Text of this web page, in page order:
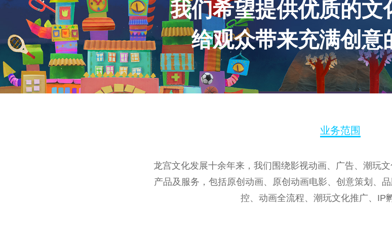
我们希望提供优质的文
给观众带来充满创意
业务范围
龙宫文化发展十余年来，我们围绕影视动画、广告、潮玩
产品及服务，包括原创动画、原创动画电影、创意策划、
控、动画全流程、潮玩文化推广、IP